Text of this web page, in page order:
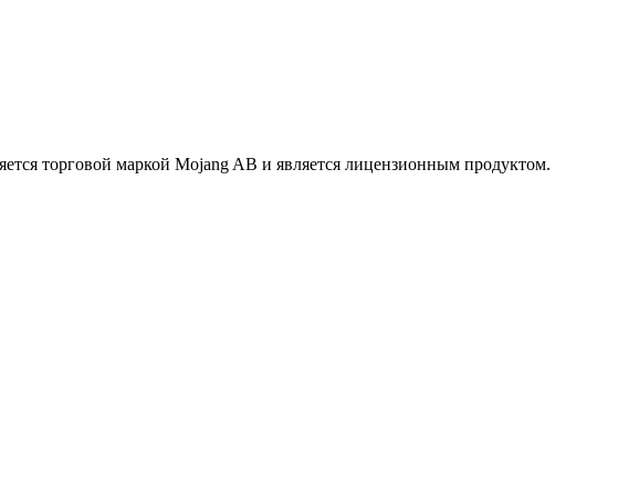
торговой маркой Mojang AB и является лицензионным продуктом.